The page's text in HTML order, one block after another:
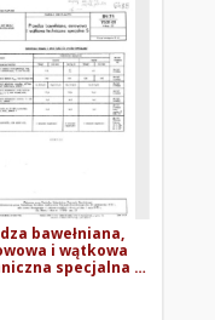
bawełniana,
i wątkowa
specjalna S